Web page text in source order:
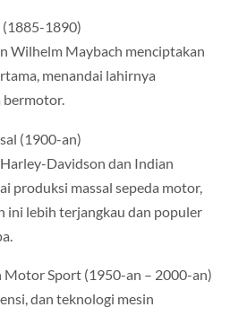
1890)
Wilhelm Maybach menciptakan
menandai lahirnya
bermotor.
(1900-an)
Davidson dan Indian
produksi massal sepeda motor,
ini lebih terjangkau dan populer
Motor Sport (1950-an – 2000-an)
dan teknologi mesin